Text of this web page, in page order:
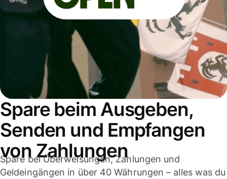
Spare beim Ausgeben,
Senden und Empfangen
von Zahlungen
Spare bei Überweisungen, Zahlungen und
Geldeingängen in über 40 Währungen – alles was du